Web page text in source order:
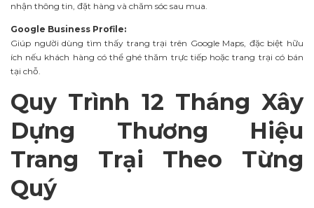
nhận thông tin, đặt hàng và chăm sóc sau mua.
Google Business Profile:
Giúp người dùng tìm thấy trang trại trên Google Maps, đặc biệt hữu
ích nếu khách hàng có thể ghé thăm trực tiếp hoặc trang trại có bán
tại chỗ.
Quy Trình 12 Tháng Xây
Dựng Thương Hiệu
Trang Trại Theo Từng
Quý